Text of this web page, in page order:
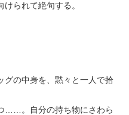
られて絶句する。
の中身を、黙々と一人で拾
。自分の持ち物にさわら